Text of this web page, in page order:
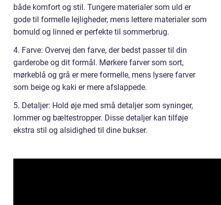
både komfort og stil. Tungere materialer som uld er
gode til formelle lejligheder, mens lettere materialer som
bomuld og linned er perfekte til sommerbrug.
4. Farve: Overvej den farve, der bedst passer til din
garderobe og dit formål. Mørkere farver som sort,
mørkeblå og grå er mere formelle, mens lysere farver
som beige og kaki er mere afslappede.
5. Detaljer: Hold øje med små detaljer som syninger,
lommer og bæltestropper. Disse detaljer kan tilføje
ekstra stil og alsidighed til dine bukser.